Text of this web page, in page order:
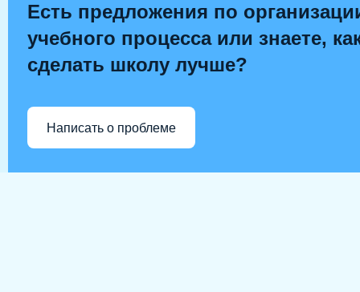
Есть предложения по
учебного процесса или знаете,
сделать школу лучше?
Написать о проблеме